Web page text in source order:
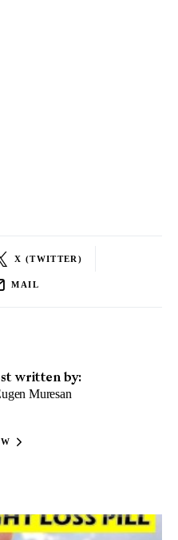
X (TWITTER)
MAIL
written by:
Muresan